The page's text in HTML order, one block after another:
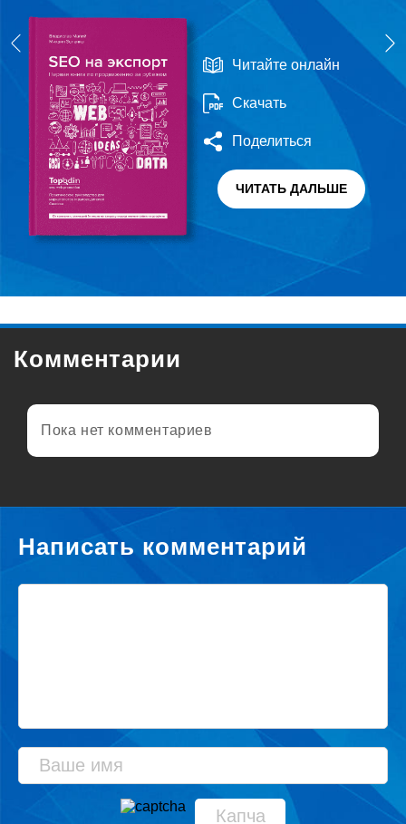
Читайте онлайн
Скачать
Поделиться
ЧИТАТЬ ДАЛЬШЕ
Комментарии
Пока нет комментариев
Написать комментарий